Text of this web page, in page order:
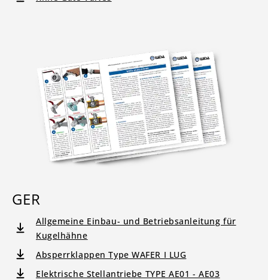
GER
Allgemeine Einbau- und Betriebsanleitung für
Kugelhähne
Absperrklappen Type WAFER I LUG
Elektrische Stellantriebe TYPE AE01 - AE03